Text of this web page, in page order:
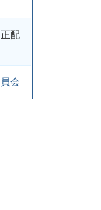
配
会